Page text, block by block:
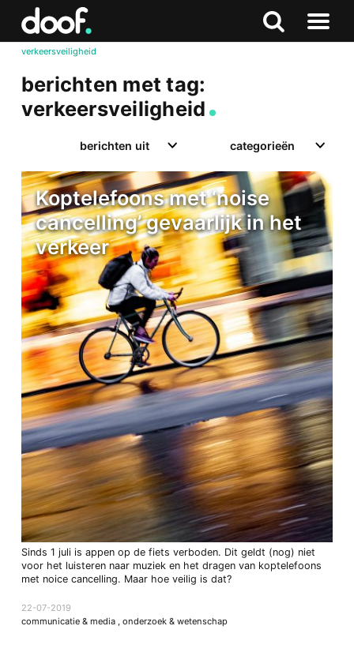
Zoeken
Naar
verkeersveiligheid
berichten met tag:
verkeersveiligheid
berichten uit categorieën
Koptelefoons met ‘noise
cancelling’ gevaarlijk in het
verkeer
Sinds 1 juli is appen op de fiets verboden. Dit geldt (nog) niet
voor het luisteren naar muziek en het dragen van koptelefoons
met noice cancelling. Maar hoe veilig is dat?
22-07-2019
communicatie & media , onderzoek & wetenschap
Doof.nl
Zoeken